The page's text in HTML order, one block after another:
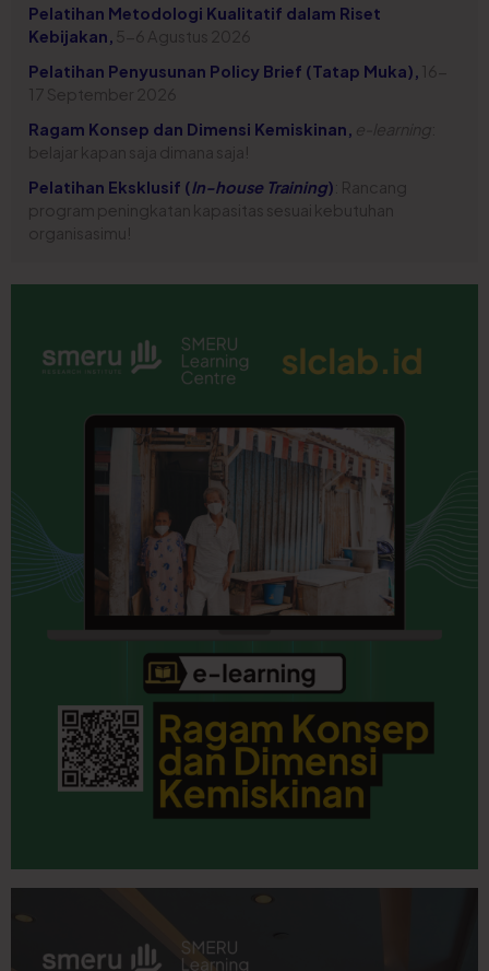
Pelatihan Metodologi Kualitatif dalam Riset
Kebijakan,
Pelatihan Penyusunan Policy Brief (Tatap Muka),
Ragam Konsep dan Dimensi Kemiskinan,
Pelatihan Eksklusif (In-house Training)